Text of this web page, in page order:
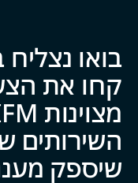
אני רוצה
ענפי השירות